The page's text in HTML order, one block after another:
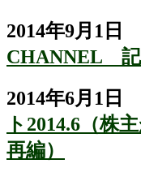
2014年9月1日
CHANNEL 記
2014年6月1日
ト2014.6（株
再編）